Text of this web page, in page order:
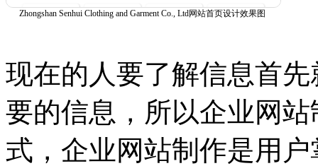
Zhongshan Senhui Clothing and Garment Co., Ltd网站首页设计效果图
现在的人要了解信息首
要的信息，所以企业网
式，企业网站制作是用